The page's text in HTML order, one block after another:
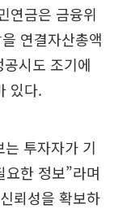
연금은 금융위
연결자산총액
시도 조기에
있다.
투자자가 기
한 정보”라며
뢰성을 확보하